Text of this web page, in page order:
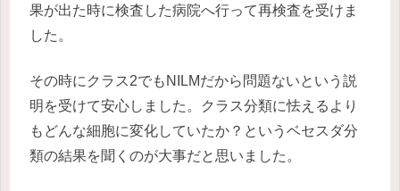
果が出た時に検査した病院へ行って再検査を受けま
した。
その時にクラス2でもNILMだから問題ないという説
明を受けて安心しました。クラス分類に怯えるより
もどんな細胞に変化していたか？というベセスダ分
類の結果を聞くのが大事だと思いました。